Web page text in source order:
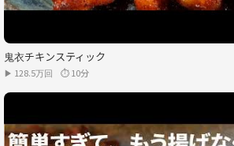
鬼衣チキンスティック
▶ 128.5万回 ⏱ 10分